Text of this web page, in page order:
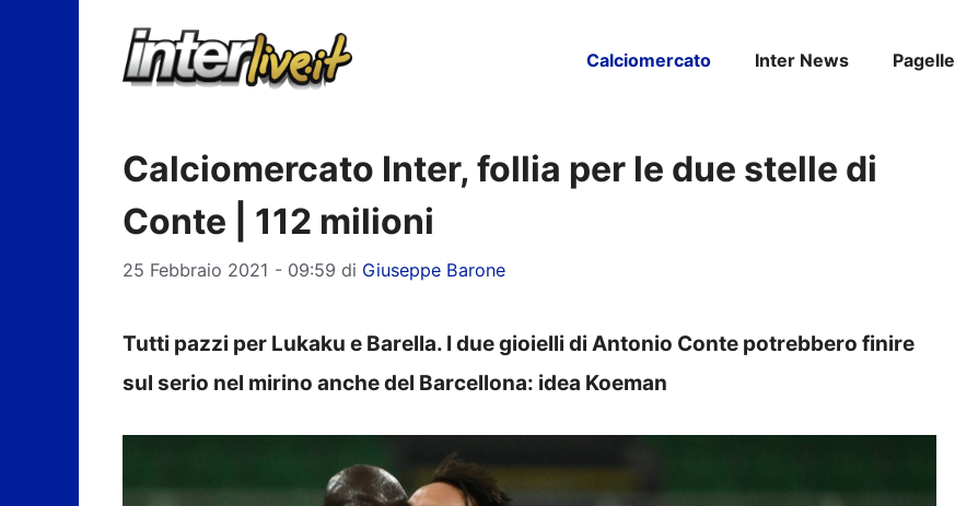
Calciomercato Inter News Pagelle
Calciomercato Inter, follia per le due stelle di
Conte | 112 milioni
25 Febbraio 2021 - 09:59 di Giuseppe Barone
Tutti pazzi per Lukaku e Barella. I due gioielli di Antonio Conte potrebbero finire
sul serio nel mirino anche del Barcellona: idea Koeman